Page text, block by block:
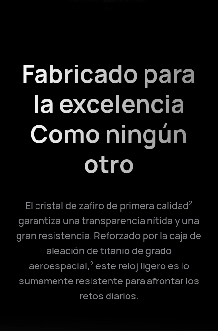
Fabricado para
la excelencia
Como ningún
otro
El cristal de zafiro de primera calidad2
garantiza una transparencia nítida y una
gran resistencia. Reforzado por la caja de
aleación de titanio de grado
aeroespacial,2este reloj ligero es lo
sumamente resistente para afrontar los
retos⁠ diarios.